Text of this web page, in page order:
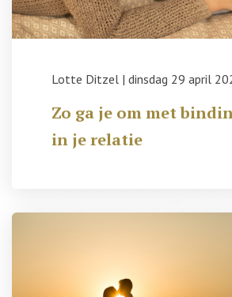
Lotte Ditzel | dinsdag 29 april
Zo ga je om met
in je relatie